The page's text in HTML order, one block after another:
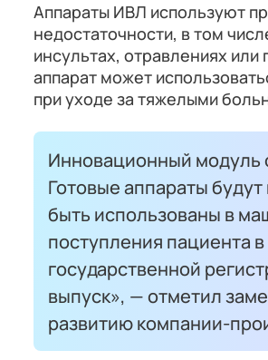
Аппараты ИВЛ используют
недостаточности, в том
инсультах, отравлениях
аппарат может
при уходе за тяжелыми
Инновационный модуль
Готовые аппараты
быть использованы в
поступления пациента
государственной
выпуск», — отметил
развитию компании-